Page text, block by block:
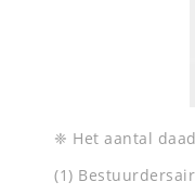
❈ Het aantal
(1)